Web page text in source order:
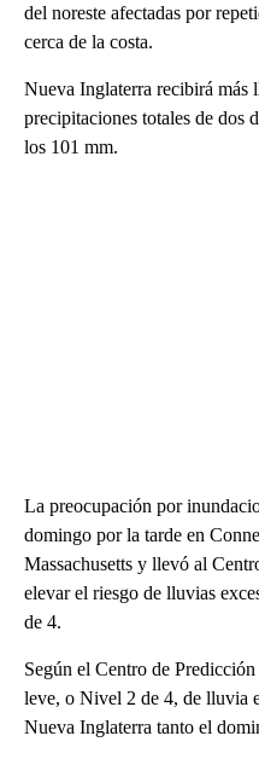
del noreste afectadas por
cerca de la costa.
Nueva Inglaterra recibirá más
precipitaciones totales de dos
los 101 mm.
La preocupación por
domingo por la tarde en
Massachusetts y llevó al
elevar el riesgo de lluvias
de 4.
Según el Centro de
leve, o Nivel 2 de 4, de lluvia
Nueva Inglaterra tanto el